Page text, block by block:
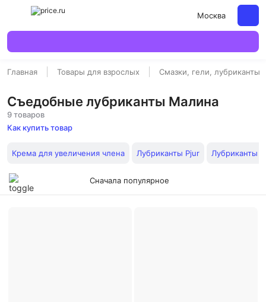
Москва
Главная Товары для взрослых Смазки, гели, лубриканты
Съедобные лубриканты Малина
9 товаров
Как купить товар
Крема для увеличения члена Лубриканты Pjur Лубриканты
Сначала популярное